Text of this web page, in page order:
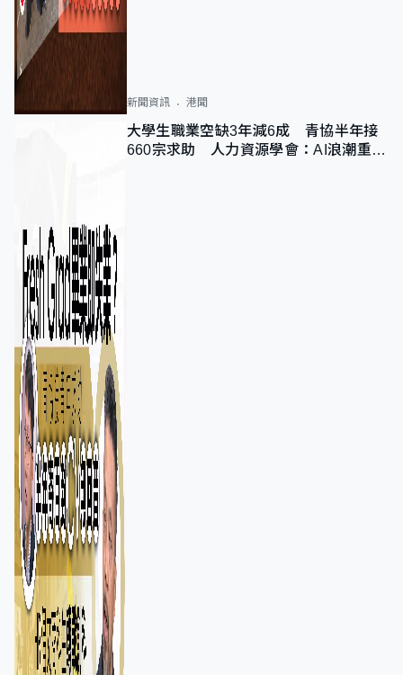
新聞資訊 港聞
大學生職業空缺3年減6成 青協半年接
660宗求助 人力資源學會：AI浪潮重整